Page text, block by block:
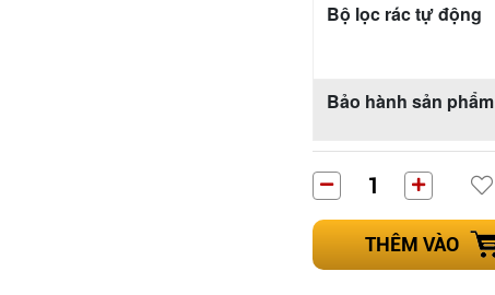
Bộ lọc rác tự động
Bảo hành sản phẩm
THÊM VÀO